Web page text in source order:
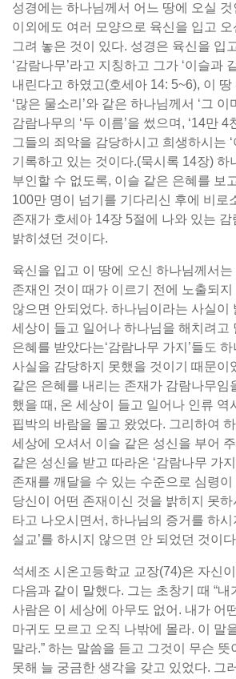
성경에는 하나님께서 어느 땅에 오실
이외에도 여러 모양으로 육신을 입고
그려 놓은 것이 있다. 성경은 육신을 입
‘감람나무’라고 지칭하고 그가 ‘이슬과
내린다고 하였고(호세아 14: 5~6), 이 땅
‘많은 물소리’와 같은 하나님께서 ‘그 이
감람나무의 ‘두 이름’을 썼으며, ‘14만 4
그들의 죄악을 감당하시고 희생하시는 ‘
기록하고 있는 것이다.(묵시록 14장) 하
부인할 수 없도록, 이슬 같은 은혜를 보
100만 명이 넘기를 기다리신 후에 비로
존재가 호세아 14장 5절에 나와 있는 감
밝히셨던 것이다.
육신을 입고 이 땅에 오신 하나님께서
존재인 것이 때가 이르기 전에 노출되지
않으면 안되었다. 하나님이라는 사실이
세상이 들고 일어나 하나님을 해치려고
은혜를 받았다는‘감람나무 가지’들도
사실을 감당하지 못했을 것이기 때문이
같은 은혜를 내리는 존재가 감람나무임
했을 때, 온 세상이 들고 일어나 인류 역
핍박의 바람을 몰고 왔었다. 그리하여
세상에 오셔서 이슬 같은 성신을 부어
같은 성신을 받고 따라온 ‘감람나무 가
존재를 깨달을 수 있는 수준으로 심령
당신이 어떤 존재이신 것을 밝히지 못
타고 나오시면서, 하나님의 증거를 하시
설교’를 하시지 않으면 안 되었던 것이
석세조 시온고등학교 교장(74)은 자신
다음과 같이 말했다. 그는 초창기 때 “내
사람은 이 세상에 아무도 없어. 내가 어
마귀도 모르고 오직 나밖에 몰라. 이 말
말라.” 하는 말씀을 듣고 그것이 무슨 뜻
못해 늘 궁금한 생각을 갖고 있었다. 그